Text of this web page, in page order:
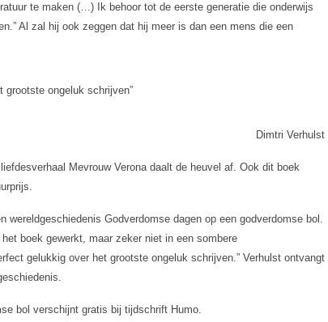
te maken (…) Ik behoor tot de eerste generatie die onderwijs
Al zal hij ook zeggen dat hij meer is dan een mens die een
grootste ongeluk schrijven”
Dimtri Verhulst
Mevrouw Verona daalt de heuvel af. Ook dit boek
wereldgeschiedenisGodverdomse dagen op een godverdomse bol .
boek gewerkt, maar zeker niet in een sombere
gelukkig over het grootste ongeluk schrijven.” Verhulst ontvangt
bol verschijnt gratis bij tijdschrift Humo.